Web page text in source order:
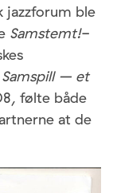
jazzforum ble
Samstemt!-
Samspill – et
følte både
at de